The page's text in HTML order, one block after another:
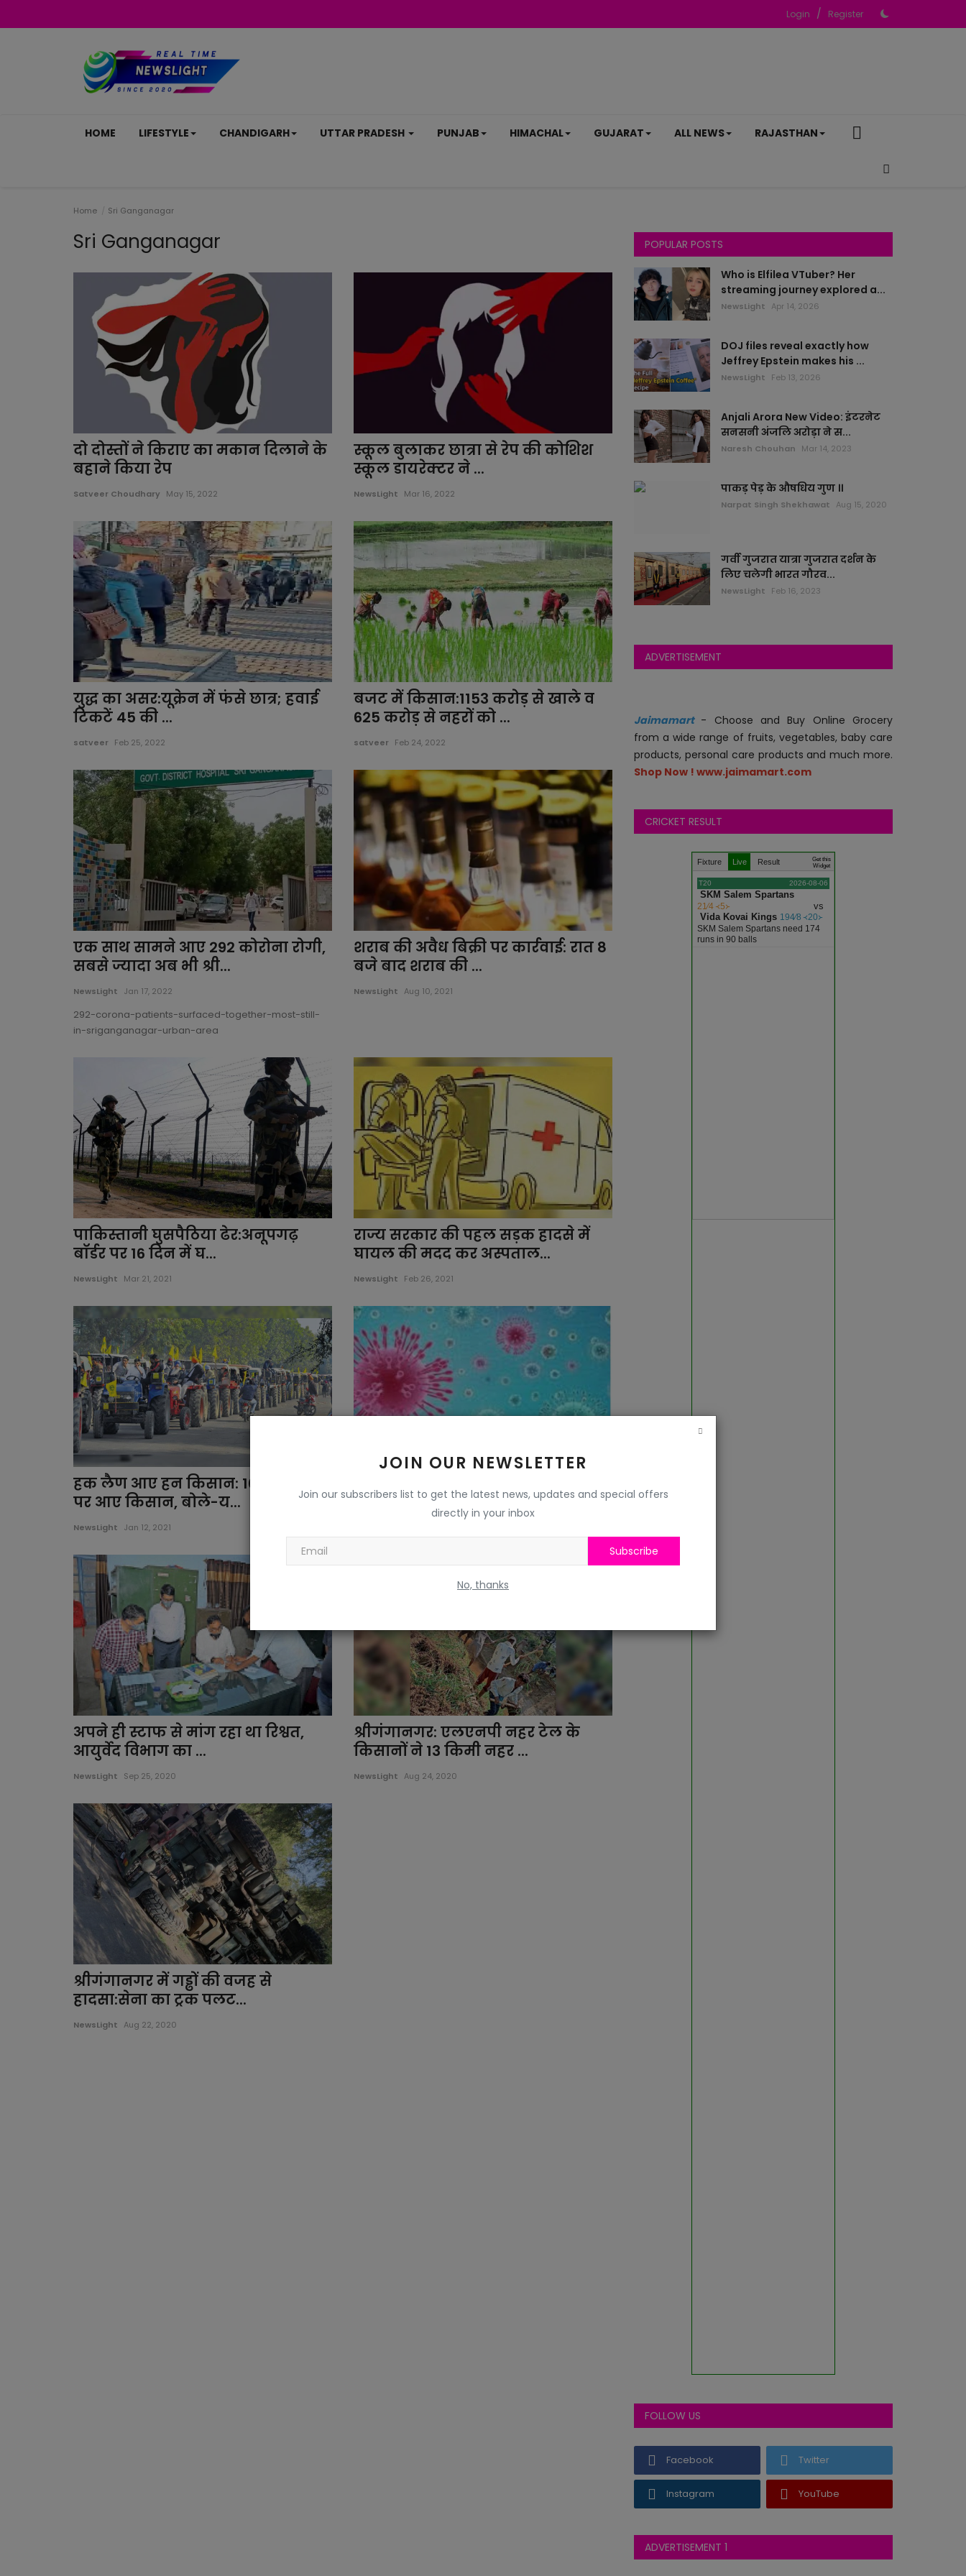
Login / Register
HOME LIFESTYLE CHANDIGARH UTTAR PRADESH PUNJAB HIMACHAL GUJARAT ALL NEWS RAJASTHAN
JOIN OUR NEWSLETTER
Join our subscribers list to get the latest news, updates and special offers
directly in your inbox
Subscribe
No, thanks
Home Sri Ganganagar
Sri Ganganagar
दो दोस्तों ने किराए का मकान दिलाने के
बहाने किया रेप
Satveer Choudhary May 15, 2022
स्कूल बुलाकर छात्रा से रेप की कोशिश
स्कूल डायरेक्टर ने ...
NewsLight Mar 16, 2022
युद्ध का असर:यूक्रेन में फंसे छात्र; हवाई
टिकटें 45 की ...
satveer Feb 25, 2022
बजट में किसान:1153 करोड़ से खाले व
625 करोड़ से नहरों को ...
satveer Feb 24, 2022
एक साथ सामने आए 292 कोरोना रोगी,
सबसे ज्यादा अब भी श्री...
NewsLight Jan 17, 2022
292-corona-patients-surfaced-together-most-still-
in-sriganganagar-urban-area
शराब की अवैध बिक्री पर कार्रवाई: रात 8
बजे बाद शराब की ...
NewsLight Aug 10, 2021
पाकिस्तानी घुसपैठिया ढेर:अनूपगढ़
बॉर्डर पर 16 दिन में घ...
NewsLight Mar 21, 2021
राज्य सरकार की पहल सड़क हादसे में
घायल की मदद कर अस्पताल...
NewsLight Feb 26, 2021
हक लैण आए हन किसान: 1000 ट्रैक्टरों
पर आए किसान, बोले-य...
NewsLight Jan 12, 2021
विद्यार्थी के कमरे मे...
अपने ही स्टाफ से मांग रहा था रिश्वत,
आयुर्वेद विभाग का ...
NewsLight Sep 25, 2020
श्रीगंंगानगर: एलएनपी नहर टेल के
किसानों ने 13 किमी नहर ...
NewsLight Aug 24, 2020
श्रीगंगानगर में गड्ढों की वजह से
हादसा:सेना का ट्रक पलट...
NewsLight Aug 22, 2020
POPULAR POSTS
Who is Elfilea VTuber? Her
streaming journey explored a...
NewsLight Apr 14, 2026
DOJ files reveal exactly how
Jeffrey Epstein makes his ...
NewsLight Feb 13, 2026
Anjali Arora New Video: इंटरनेट
सनसनी अंजलि अरोड़ा ने स...
Naresh Chouhan Mar 14, 2023
पाकड़ पेड़ के औषधिय गुण ।।
Narpat Singh Shekhawat Aug 15, 2020
गर्वी गुजरात यात्रा गुजरात दर्शन के
लिए चलेगी भारत गौरव...
NewsLight Feb 16, 2023
ADVERTISEMENT
Jaimamart - Choose and Buy Online Grocery
from a wide range of fruits, vegetables, baby care
products, personal care products and much more.
Shop Now ! www.jaimamart.com
CRICKET RESULT
.
Fixture Live Result
T20 2026-08-06
SKM Salem Spartans
21∕4 ᚜5᚛
vs
Vida Kovai Kings 194∕8 ᚜20᚛
SKM Salem Spartans need 174
runs in 90 balls
Get this
Widget
FOLLOW US
Facebook Twitter
Instagram YouTube
ADVERTISEMENT 1